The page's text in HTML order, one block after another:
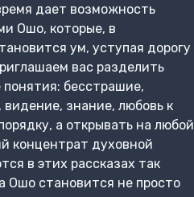
дает возможность
Ошо, которые, в
ум, уступая дорогу
вас разделить
бесстрашие,
знание, любовь к
а открывать на любой
концентрат духовной
в этих рассказах так
Ошо становится не просто